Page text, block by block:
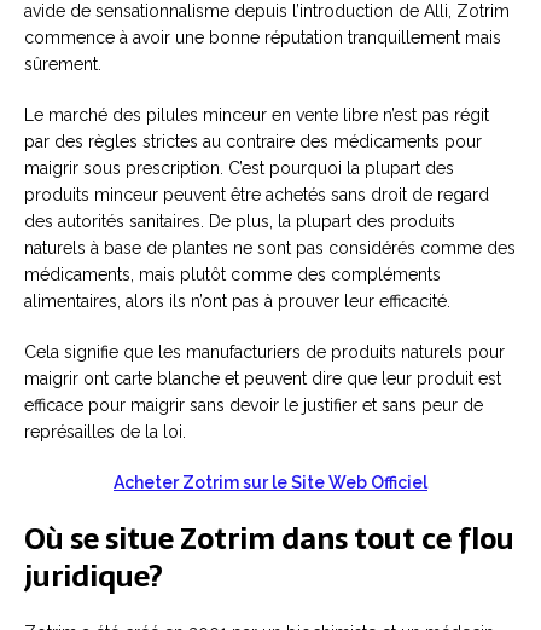
avide de sensationnalisme depuis l’introduction de Alli, Zotrim
commence à avoir une bonne réputation tranquillement mais
sûrement.
Le marché des pilules minceur en vente libre n’est pas régit
par des règles strictes au contraire des médicaments pour
maigrir sous prescription. C’est pourquoi la plupart des
produits minceur peuvent être achetés sans droit de regard
des autorités sanitaires. De plus, la plupart des produits
naturels à base de plantes ne sont pas considérés comme des
médicaments, mais plutôt comme des compléments
alimentaires, alors ils n’ont pas à prouver leur efficacité.
Cela signifie que les manufacturiers de produits naturels pour
maigrir ont carte blanche et peuvent dire que leur produit est
efficace pour maigrir sans devoir le justifier et sans peur de
représailles de la loi.
Acheter Zotrim sur le Site Web Officiel
Où se situe Zotrim dans tout ce flou
juridique?